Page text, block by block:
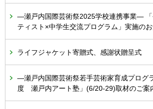
―瀬戸内国際芸術祭2025学校連携事業― 「
ティスト×中学生交流プログラム」実施の
ライフジャケット寄贈式、感謝状贈呈式
―瀬戸内国際芸術祭若手芸術家育成プログ
度 瀬戸内アート塾」(6/20-29)取材のご案